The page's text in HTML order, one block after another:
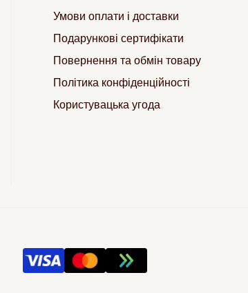
Умови оплати і доставки
Подарункові сертифікати
Повернення та обмін товару
Політика конфіденційності
Користувацька угода